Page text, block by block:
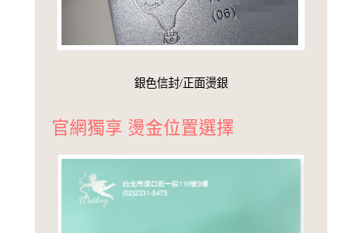
銀色信封/正面燙銀
官網獨享 燙金位置選擇